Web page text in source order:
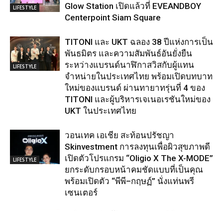
LIFESTYLE
Glow Station เปิดแล้วที่ EVEANDBOY
Centerpoint Siam Square
LIFESTYLE
TITONI และ UKT ฉลอง 38 ปีแห่งการเป็น
พันธมิตร และความสัมพันธ์อันยั่งยืน
ระหว่างแบรนด์นาฬิกาสวิสกับผู้แทน
จำหน่ายในประเทศไทย พร้อมเปิดบทบาท
ใหม่ของแบรนด์ ผ่านทายาทรุ่นที่ 4 ของ
TITONI และผู้บริหารเจเนอเรชันใหม่ของ
UKT ในประเทศไทย
LIFESTYLE
วอนเทค เอเชีย สะท้อนปรัชญา
Skinvestment การลงทุนเพื่อผิวสุขภาพดี
เปิดตัวโปรแกรม “Oligio X The X-MODE”
ยกระดับกรอบหน้าคมชัดแบบที่เป็นคุณ
พร้อมเปิดตัว “พีพี–กฤษฏ์” นั่งแท่นพรี
เซนเตอร์